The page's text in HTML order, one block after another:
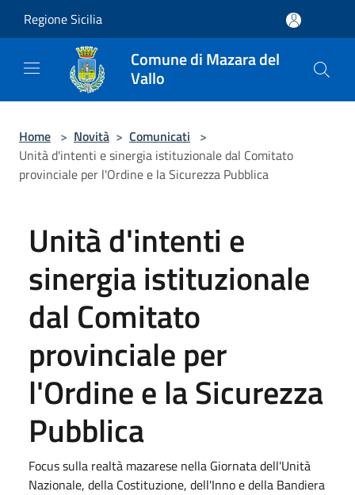
Regione Sicilia
Comune di Mazara del
Vallo
Home > Novità > Comunicati >
Unità d'intenti e sinergia istituzionale dal Comitato
provinciale per l'Ordine e la Sicurezza Pubblica
Unità d'intenti e
sinergia istituzionale
dal Comitato
provinciale per
l'Ordine e la Sicurezza
Pubblica
Focus sulla realtà mazarese nella Giornata dell'Unità
Nazionale, della Costituzione, dell'Inno e della Bandiera